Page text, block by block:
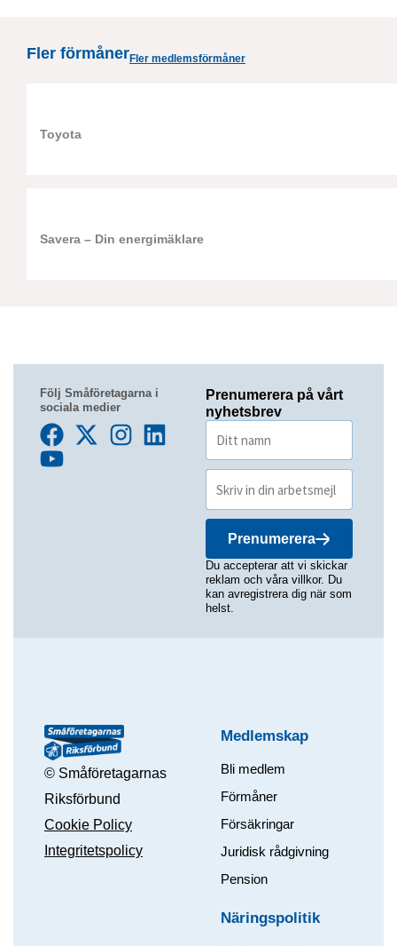
Fler förmånerFler medlemsförmåner
Toyota
Savera – Din energimäklare
Följ Småföretagarna i
sociala medier
Prenumerera på vårt
nyhetsbrev
Prenumerera
Du accepterar att vi skickar
reklam och våra villkor. Du
kan avregistrera dig när som
helst.
© Småföretagarnas
Riksförbund
Cookie Policy
Integritetspolicy
Medlemskap
Bli medlem
Förmåner
Försäkringar
Juridisk rådgivning
Pension
Näringspolitik